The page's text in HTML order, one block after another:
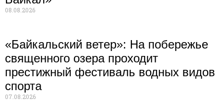
08.08.2026
«Байкальский ветер»: На побережье
священного озера проходит
престижный фестиваль водных видов
спорта
07.08.2026